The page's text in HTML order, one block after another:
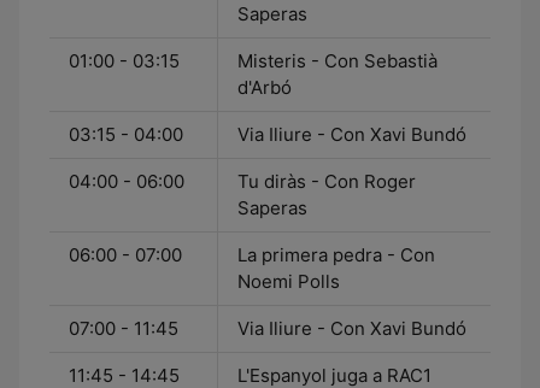
Saperas
01:00 - 03:15
Misteris - Con Sebastià
d'Arbó
03:15 - 04:00 Via Iliure - Con Xavi Bundó
04:00 - 06:00
Tu diràs - Con Roger
Saperas
06:00 - 07:00
La primera pedra - Con
Noemi Polls
07:00 - 11:45 Via Iliure - Con Xavi Bundó
11:45 - 14:45 L'Espanyol juga a RAC1